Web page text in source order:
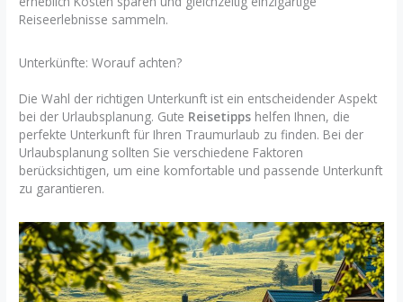
Reiseerlebnisse sammeln.
Unterkünfte: Worauf achten?
Die Wahl der richtigen Unterkunft ist ein entscheidender Aspekt
bei der Urlaubsplanung. Gute Reisetipps helfen Ihnen, die
perfekte Unterkunft für Ihren Traumurlaub zu finden. Bei der
Urlaubsplanung sollten Sie verschiedene Faktoren
berücksichtigen, um eine komfortable und passende Unterkunft
zu garantieren.